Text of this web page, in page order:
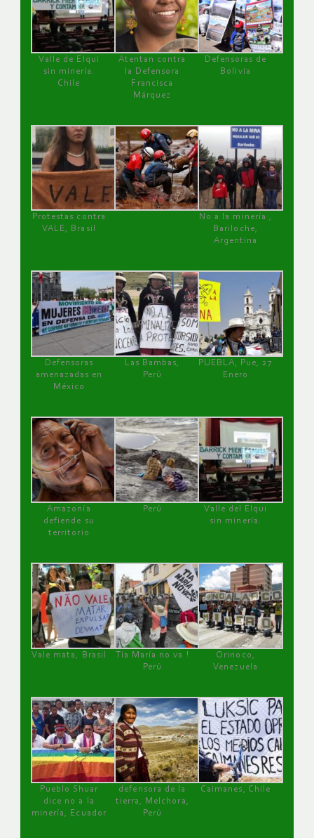
Valle de Elqui
sin minería.
Chile
Atentan contra
la Defensora
Francisca
Márquez
Defensoras de
Bolivia
Protestas contra
VALE, Brasil
No a la minería ,
Bariloche,
Argentina
Defensoras
amenazadas en
México
Las Bambas,
Perú
PUEBLA, Pue, 27
Enero
Amazonía
defiende su
territorio
Perú
Valle del Elqui
sin minería.
Vale mata, Brasil
Tía María no va !
Perú
Orinoco,
Venezuela
Pueblo Shuar
dice no a la
minería, Ecuador
defensora de la
tierra, Melchora,
Perú
Caimanes, Chile